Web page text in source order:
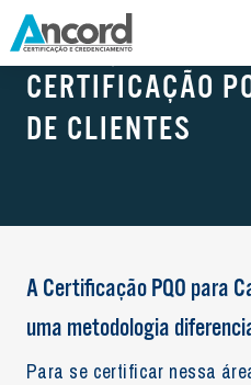
CERTIFICAÇÃO E
CERTIFICAÇÃO
DE CLIENTES
A Certificação PQO para
uma metodologia
Para se certificar nessa